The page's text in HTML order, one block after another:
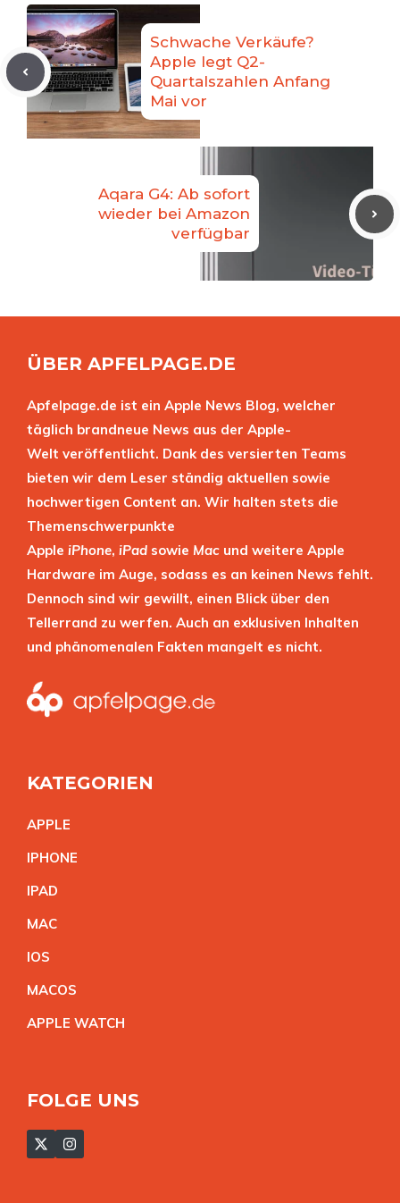
Schwache Verkäufe?
Apple legt Q2-
Quartalszahlen Anfang
Mai vor
Aqara G4: Ab sofort
wieder bei Amazon
verfügbar
ÜBER APFELPAGE.DE
Apfelpage.de ist ein Apple News Blog, welcher
täglich brandneue News aus der Apple-
Welt veröffentlicht. Dank des versierten Teams
bieten wir dem Leser ständig aktuellen sowie
hochwertigen Content an. Wir halten stets die
Themenschwerpunkte
Apple iPhone, iPad sowie Mac und weitere Apple
Hardware im Auge, sodass es an keinen News fehlt.
Dennoch sind wir gewillt, einen Blick über den
Tellerrand zu werfen. Auch an exklusiven Inhalten
und phänomenalen Fakten mangelt es nicht.
KATEGORIEN
APPLE
IPHONE
IPAD
MAC
IOS
MACOS
APPLE WATCH
FOLGE UNS